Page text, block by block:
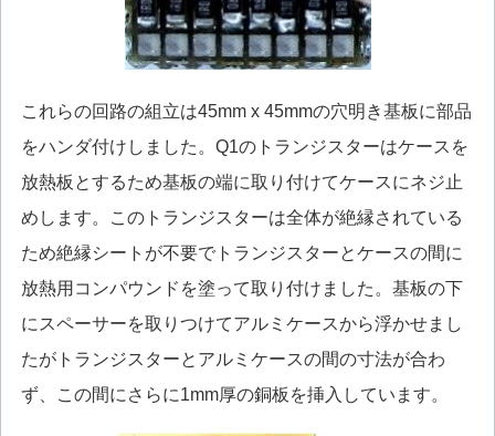
これらの回路の組立は45mm x 45mmの穴明き基板に部品
をハンダ付けしました。Q1のトランジスターはケースを
放熱板とするため基板の端に取り付けてケースにネジ止
めします。このトランジスターは全体が絶縁されている
ため絶縁シートが不要でトランジスターとケースの間に
放熱用コンパウンドを塗って取り付けました。基板の下
にスペーサーを取りつけてアルミケースから浮かせまし
たがトランジスターとアルミケースの間の寸法が合わ
ず、この間にさらに1mm厚の銅板を挿入しています。